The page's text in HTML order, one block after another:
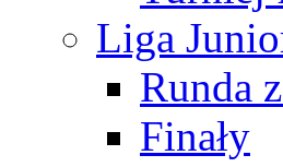
Liga
Runda
Finały